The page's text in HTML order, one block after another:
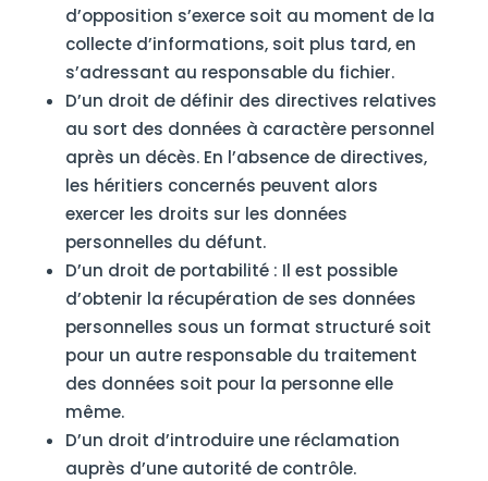
d’opposition s’exerce soit au moment de la
collecte d’informations, soit plus tard, en
s’adressant au responsable du fichier.
D’un droit de définir des directives relatives
au sort des données à caractère personnel
après un décès. En l’absence de directives,
les héritiers concernés peuvent alors
exercer les droits sur les données
personnelles du défunt.
D’un droit de portabilité : Il est possible
d’obtenir la récupération de ses données
personnelles sous un format structuré soit
pour un autre responsable du traitement
des données soit pour la personne elle
même.
D’un droit d’introduire une réclamation
auprès d’une autorité de contrôle.